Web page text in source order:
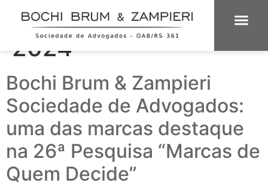
Dia:25 de abril de
2024
Bochi Brum & Zampieri
Sociedade de Advogados:
uma das marcas destaque
na 26ª Pesquisa “Marcas de
Quem Decide”